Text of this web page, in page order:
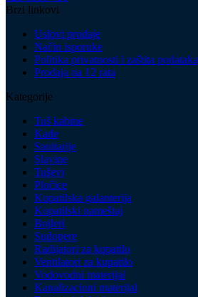
Brzi linkovi
Uslovi prodaje
Način isporuke
Politika privatnosti i zaštita podataka
Prodaja na 12 rata
Kategorije
Tuš kabine
Kade
Sanitarije
Slavine
Tuševi
Pločice
Kupatilska galanterija
Kupatilski nameštaj
Bojleri
Sudopere
Radijatori za kupatilo
Ventilatori za kupatilo
Vodovodni materijal
Kanalizacioni materijal